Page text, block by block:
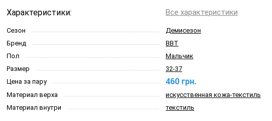
Характеристики: Все характеристики
Сезон
Демисезон
Бренд
BBT
Пол
Мальчик
Размер
32-37
Цена за пару
460 грн.
Материал верха
искусственная кожа-текстиль
Материал внутри
текстиль